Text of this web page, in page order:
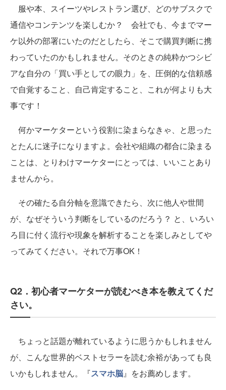
服や本、スイーツやレストラン選び、どのサブスクで
通信やコンテンツを楽しむか？ 会社でも、今までマー
ケ以外の部署にいたのだとしたら、そこで購買判断に携
わっていたのかもしれません。そのときの純粋かつシビ
アな自分の「買い手としての眼力」を、圧倒的な信頼感
で自覚すること、自己肯定すること、これが何よりも大
事です！
何かマーケターという役割に染まらなきゃ、と思った
とたんに迷子になりますよ。会社や組織の都合に染まる
ことは、とりわけマーケターにとっては、いいことあり
ませんから。
その確たる自分軸を意識できたら、次に他人や世間
が、なぜそういう判断をしているのだろう？ と、いろい
ろ目に付く流行や現象を解析することを楽しみとしてや
ってみてください。それで万事OK！
Q2．初心者マーケターが読むべき本を教えてくだ
さい。
ちょっと話題が離れているように思うかもしれません
が、こんな世界的ベストセラーを読む余裕があっても良
いかもしれません。『スマホ脳』をお薦めします。